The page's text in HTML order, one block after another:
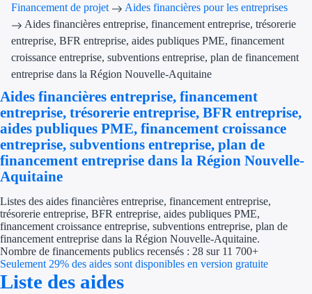
Transition
Économies
Aides RSE
Création
Cession
Entreprise en
Financement de projet
Aides financières pour les entreprises
Aides financières entreprise, financement entreprise, trésorerie
entreprise, BFR entreprise, aides publiques PME, financement
croissance entreprise, subventions entreprise, plan de financement
entreprise dans la Région Nouvelle-Aquitaine
Aides financières entreprise, financement
entreprise, trésorerie entreprise, BFR entreprise,
aides publiques PME, financement croissance
entreprise, subventions entreprise, plan de
financement entreprise dans la Région Nouvelle-
Aquitaine
Listes des aides financières entreprise, financement entreprise,
trésorerie entreprise, BFR entreprise, aides publiques PME,
financement croissance entreprise, subventions entreprise, plan de
financement entreprise dans la Région Nouvelle-Aquitaine.
Nombre de financements publics recensés : 28 sur 11 700+
Seulement 29% des aides sont disponibles en version gratuite
Liste des aides